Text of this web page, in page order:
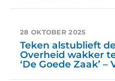
28 OKTOBER 2025
Teken alstublieft
Overheid wakker
‘De Goede Zaak’